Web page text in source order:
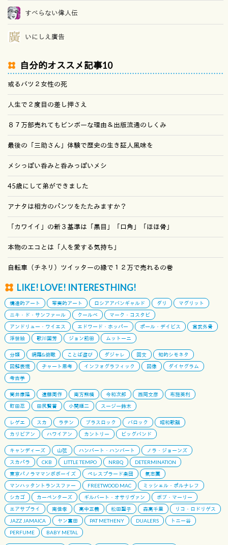
すべらない偉人伝
いにしえ廣告
自分的オススメ記事10
或るバツ２女性の死
人生で２度目の差し押さえ
８７万部売れてもビンボーな理由＆出版流通のしくみ
最後の「三助さん」体験で歴史の生き証人風味を
メシっぽい呑みと呑みっぽいメシ
45歳にして弟ができました
アナタは相方のパンツをたたみますか？
「カワイイ」の新３基準は「黒目」「口角」「ほほ骨」
本物のエコとは「人を愛する気持ち」
自転車（チネリ）ツイッターの縁で１２万で売れるの巻
LIKE! LOVE! INTERESTHING!
構造的アート 写実的アート ロシアアバンギャルド ダリ
マグリット
ニキ・ド・サンファール
クールベ
マーク・コスタビ
アンドリュー・ワイエス
エドワード・ホッパー ポール・デイビス
宮武外骨
浮世絵
歌川国芳 ジョン前田 ムットーニ
分類 網羅&俯瞰 ことば遊び ダジャレ 回文
知的シモネタ
図解表現
チャート思考 インフォグラフィック 図像
ダイヤグラム
考古学
筒井康隆 遠藤周作 南方熊楠 今和次郎 西岡文彦
布施英利
町田忍
田尻賢誉 小関順二 スージー鈴木
レゲエ スカ ラテン ブラスロック バロック
昭和歌謡
カリビアン
ハワイアン カントリー ビッグバンド
キャンディーズ 山弦 ハンバート・ハンバート
ノラ・ジョーンズ
スカパラ
CKB LITTLE TEMPO NRBQ
DETERMINATION
東京パノラママンボボーイズ
ペレスプラード楽団
氣志團
マンハッタントランスファー
FREETWOOD MAC
ミッシェル・ポルナレフ
シカゴ
カーペンターズ ギルバート・オサリヴァン
ボブ・マーリー
エアサプライ
南佳孝 高中正義 松田聖子 森高千里
リコ・ロドリゲス
JAZZ JAMAICA
ヤン富田 PAT METHENY DUALERS
トニー谷
PERFUME
BABY METAL